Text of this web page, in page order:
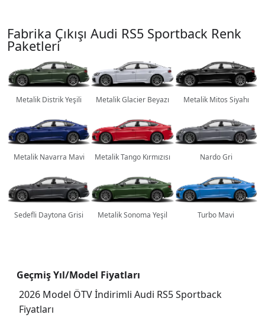
Fabrika Çıkışı Audi RS5 Sportback Renk
Paketleri
Metalik Distrik Yeşili Metalik Glacier Beyazı Metalik Mitos Siyahı
Metalik Navarra Mavi Metalik Tango Kırmızısı Nardo Gri
Sedefli Daytona Grisi Metalik Sonoma Yeşil Turbo Mavi
Geçmiş Yıl/Model Fiyatları
2026 Model ÖTV İndirimli Audi RS5 Sportback
Fiyatları